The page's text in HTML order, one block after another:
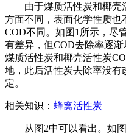
由于煤质活性炭和椰壳
方面不同，表面化学性质也
COD不同。如图1所示，尽
有差异，但COD去除率逐
煤质活性炭和椰壳活性炭
地，此后活性炭去除率没有
定。
相关知识： 蜂窝活性炭
从图2中可以看出。如图